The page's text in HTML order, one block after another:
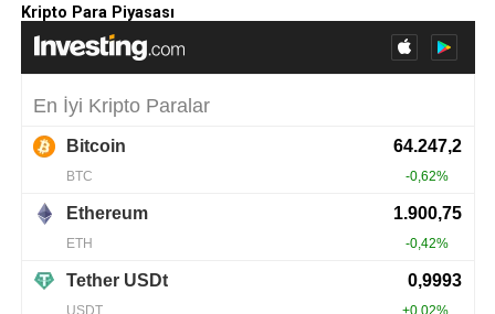
Kripto Para Piyasası